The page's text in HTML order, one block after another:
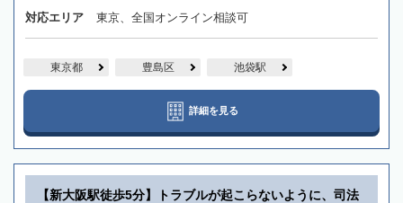
対応エリア 東京、全国オンライン相談可
東京都 豊島区 池袋駅
詳細を見る
【新大阪駅徒歩5分】トラブルが起こらないように、司法